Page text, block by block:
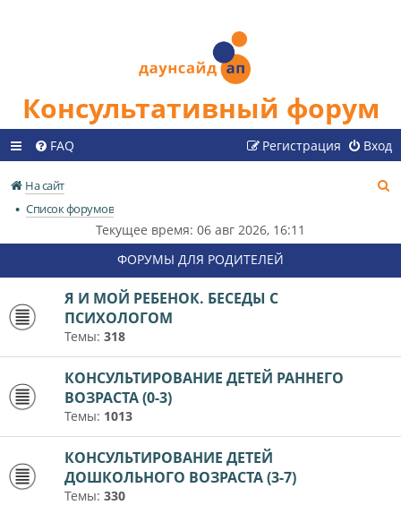
Консультативный форум
FAQ Вход
Регистрация
На сайт
Список форумов
к
Текущее время: 06 авг 2026, 16:11
ФОРУМЫ ДЛЯ РОДИТЕЛЕЙ
Я И МОЙ РЕБЕНОК. БЕСЕДЫ С
ПСИХОЛОГОМ
Темы: 318
КОНСУЛЬТИРОВАНИЕ ДЕТЕЙ РАННЕГО
ВОЗРАСТА (0-3)
Темы: 1013
КОНСУЛЬТИРОВАНИЕ ДЕТЕЙ
ДОШКОЛЬНОГО ВОЗРАСТА (3-7)
Темы: 330